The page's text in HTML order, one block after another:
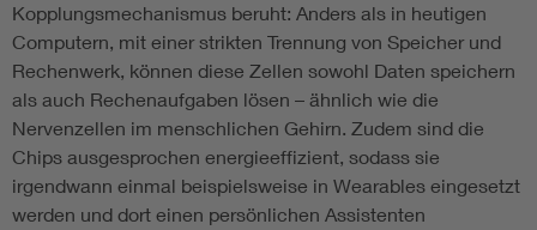
Kopplungsmechanismus beruht: Anders als in heutigen
Computern, mit einer strikten Trennung von Speicher und
Rechenwerk, können diese Zellen sowohl Daten speichern
als auch Rechenaufgaben lösen – ähnlich wie die
Nervenzellen im menschlichen Gehirn. Zudem sind die
Chips ausgesprochen energieeffizient, sodass sie
irgendwann einmal beispielsweise in Wearables eingesetzt
werden und dort einen persönlichen Assistenten